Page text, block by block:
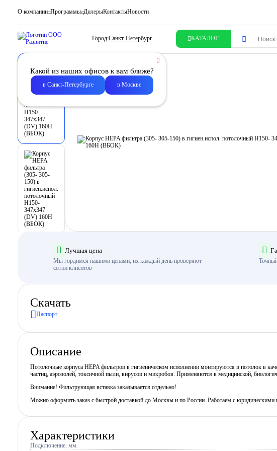
О компании Программы ДилерыКонтактыНовости
Город:Санкт-Петербург КАТАЛОГ
Какой из наших офисов к вам ближе?
в Санкт-Петербурге в Москве
Лучшая цена
Мы гордимся нашими ценами, их каждый день проверяют
сотни клиентов
Скачать
Паспорт
Описание
Потолочные корпуса HEPA фильтров в гигиеническом исполнении монтируются в потолок в
частиц, аэрозолей, токсичной пыли, вирусов и микробов. Применяются в медицинской,
Внимание! Фильтрующая вставка заказывается отдельно!
Можно оформить заказ с быстрой доставкой до Москвы и по России. Работаем с юридическими
Характеристики
Подключение, мм